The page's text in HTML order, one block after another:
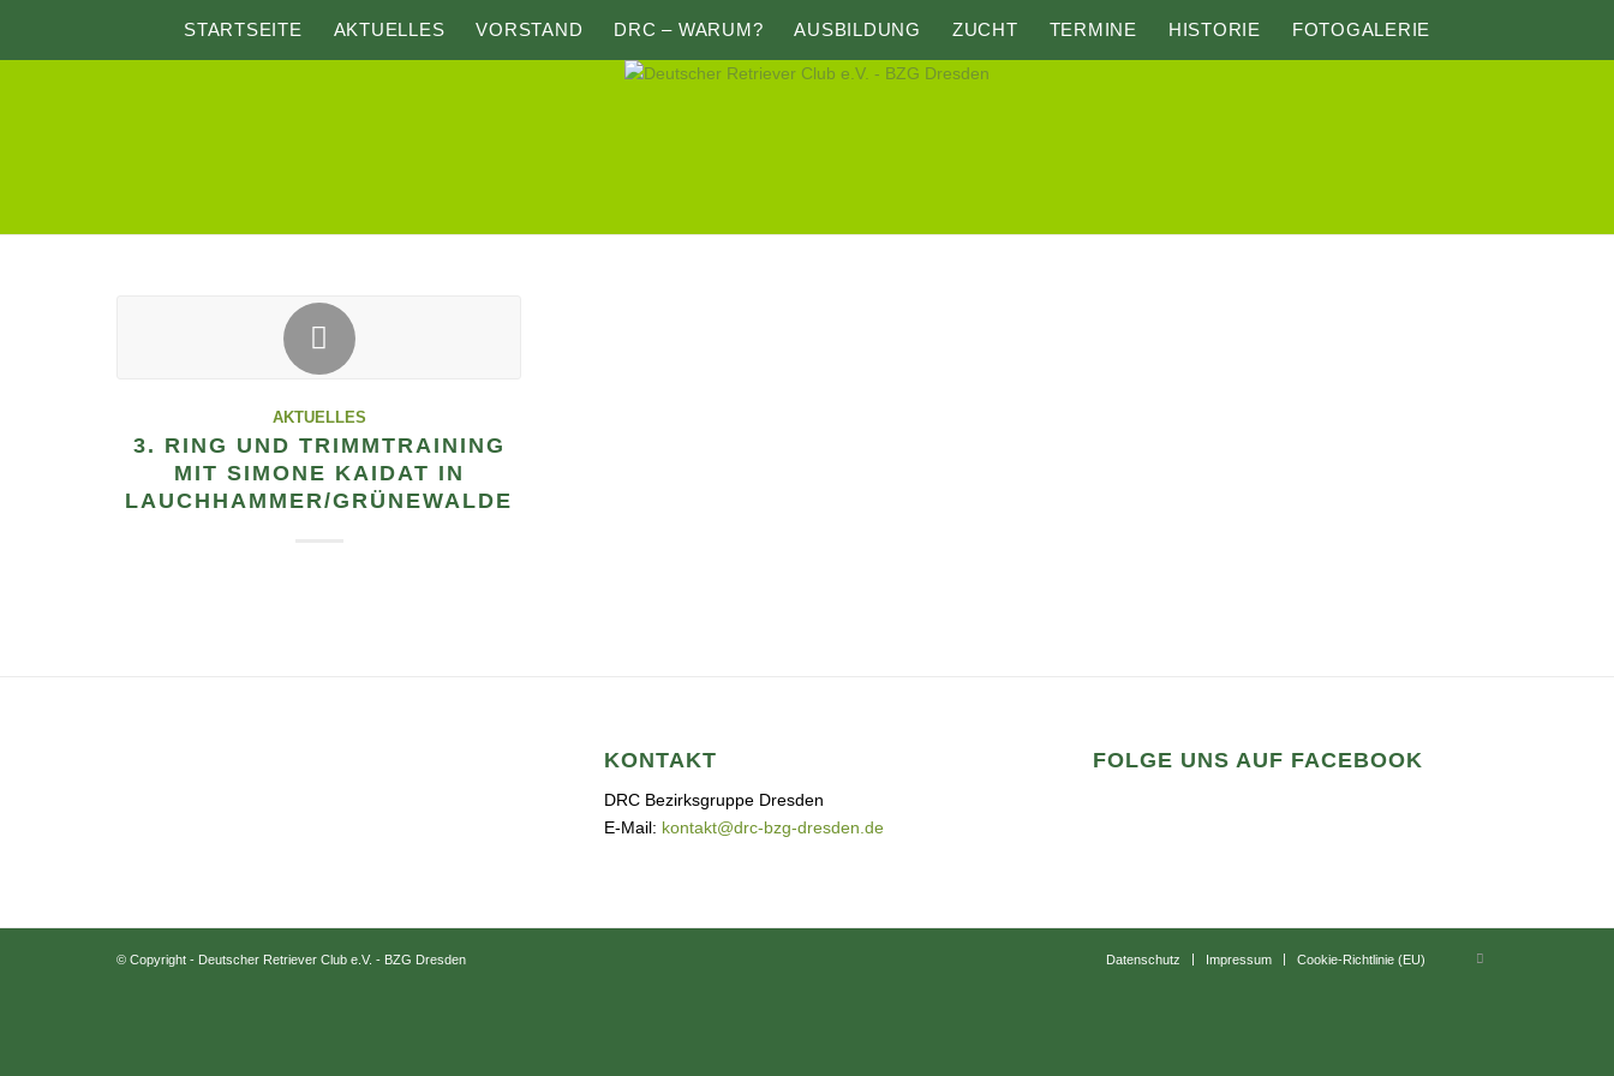
STARTSEITE AKTUELLES VORSTAND DRC – WARUM? AUSBILDUNG ZUCHT TERMINE HISTORIE FOTOGALERIE
AKTUELLES
3. RING UND TRIMMTRAINING
MIT SIMONE KAIDAT IN
LAUCHHAMMER/GRÜNEWALDE
KONTAKT
DRC Bezirksgruppe Dresden
E-Mail: kontakt@drc-bzg-dresden.de
FOLGE UNS AUF FACEBOOK
© Copyright - Deutscher Retriever Club e.V. - BZG Dresden Datenschutz Impressum Cookie-Richtlinie (EU)